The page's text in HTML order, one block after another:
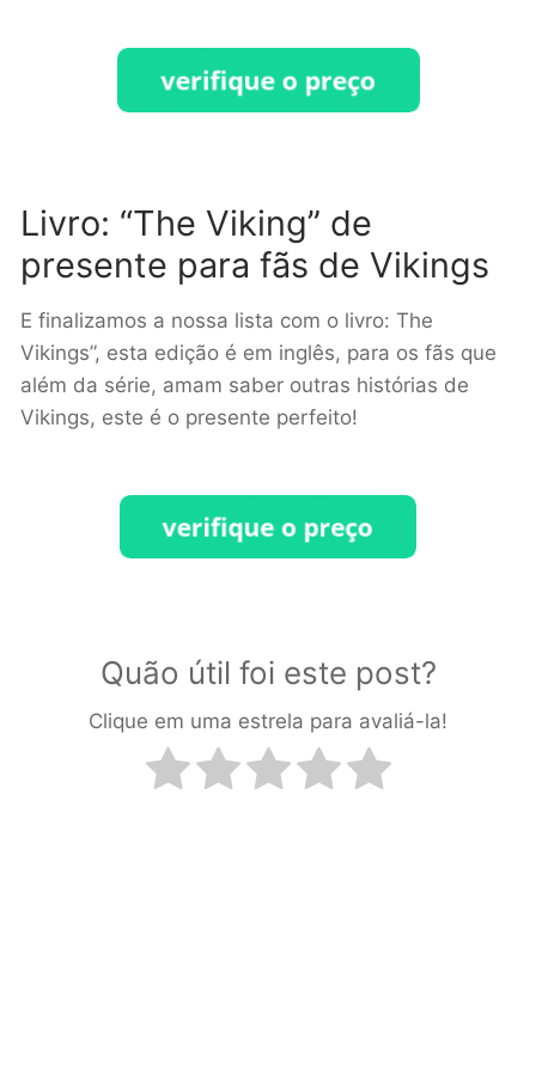
Livro: “The Viking” de
presente para fãs de Vikings
E finalizamos a nossa lista com o livro: The
Vikings”, esta edição é em inglês, para os fãs que
além da série, amam saber outras histórias de
Vikings, este é o presente perfeito!
Quão útil foi este post?
Clique em uma estrela para avaliá-la!